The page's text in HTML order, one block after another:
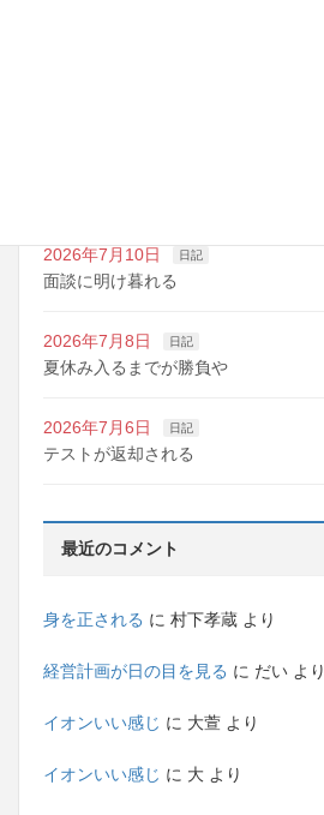
2026年7月10日 日記
面談に明け暮れる
2026年7月8日 日記
夏休み入るまでが勝負や
2026年7月6日 日記
テストが返却される
最近のコメント
身を正される に 村下孝蔵 より
経営計画が日の目を見る に だい より
イオンいい感じ に 大萱 より
イオンいい感じ に 大 より